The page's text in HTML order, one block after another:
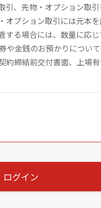
引、先物・オプション取
プション取引には元本
する場合には、数量に応
や金銭のお預かりについ
約締結前交付書面、上場
ログイン